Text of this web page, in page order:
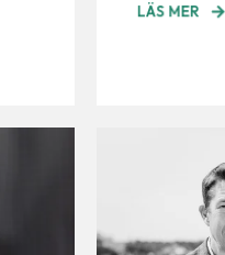
LÄS MER